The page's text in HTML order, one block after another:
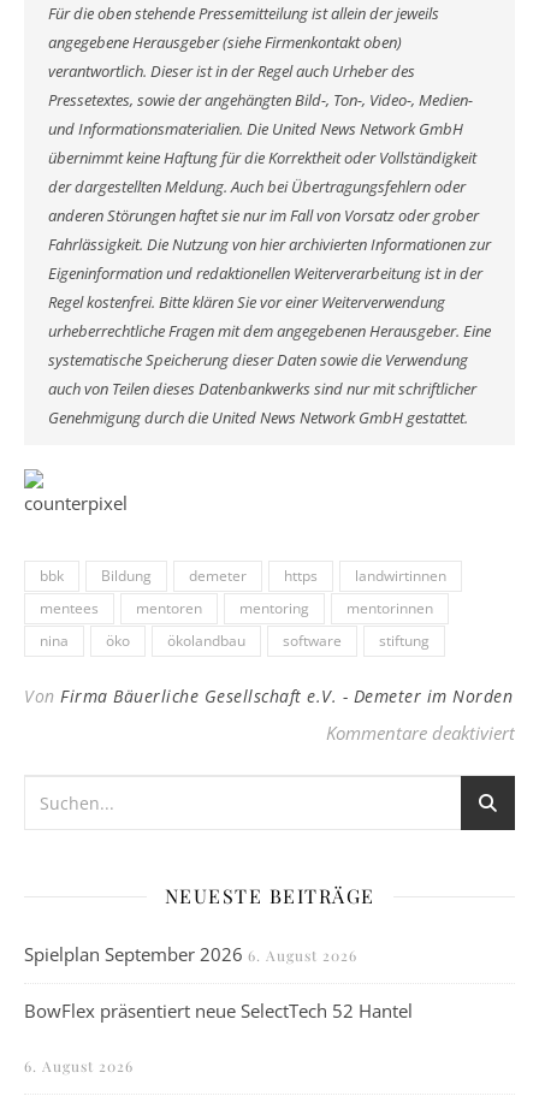
Für die oben stehende Pressemitteilung ist allein der jeweils
angegebene Herausgeber (siehe Firmenkontakt oben)
verantwortlich. Dieser ist in der Regel auch Urheber des
Pressetextes, sowie der angehängten Bild-, Ton-, Video-, Medien-
und Informationsmaterialien. Die United News Network GmbH
übernimmt keine Haftung für die Korrektheit oder Vollständigkeit
der dargestellten Meldung. Auch bei Übertragungsfehlern oder
anderen Störungen haftet sie nur im Fall von Vorsatz oder grober
Fahrlässigkeit. Die Nutzung von hier archivierten Informationen zur
Eigeninformation und redaktionellen Weiterverarbeitung ist in der
Regel kostenfrei. Bitte klären Sie vor einer Weiterverwendung
urheberrechtliche Fragen mit dem angegebenen Herausgeber. Eine
systematische Speicherung dieser Daten sowie die Verwendung
auch von Teilen dieses Datenbankwerks sind nur mit schriftlicher
Genehmigung durch die United News Network GmbH gestattet.
bbk Bildung demeter https
landwirtinnen
mentees
mentoren mentoring
mentorinnen
nina
öko ökolandbau software stiftung
Von Firma Bäuerliche Gesellschaft e.V. - Demeter im Norden
Kommentare deaktiviert
NEUESTE BEITRÄGE
Spielplan September 2026 6. August 2026
BowFlex präsentiert neue SelectTech 52 Hantel
6. August 2026